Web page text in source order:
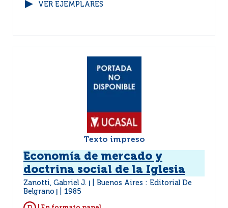
VER EJEMPLARES
Texto impreso
Economía de mercado y
doctrina social de la Iglesia
Zanotti, Gabriel J.
Buenos Aires : Editorial De
Belgrano
1985